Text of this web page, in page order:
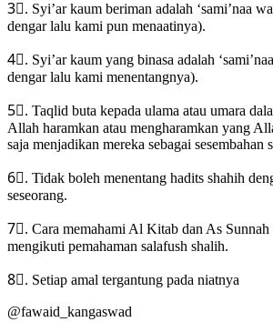
3⃣. Syi’ar kaum beriman adalah ‘sami’naa
dengar lalu kami pun menaatinya).
4⃣. Syi’ar kaum yang binasa adalah
dengar lalu kami menentangnya).
5⃣. Taqlid buta kepada ulama atau umara
Allah haramkan atau mengharamkan yang
saja menjadikan mereka sebagai sesembahan
6⃣. Tidak boleh menentang hadits shahih
seseorang.
7⃣. Cara memahami Al Kitab dan As Sunnah
mengikuti pemahaman salafush shalih.
8⃣. Setiap amal tergantung pada niatnya
@fawaid_kangaswad